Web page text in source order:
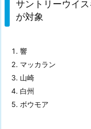
サントリーウイ
が対象
響
マッカラン
山崎
白州
ボウモア